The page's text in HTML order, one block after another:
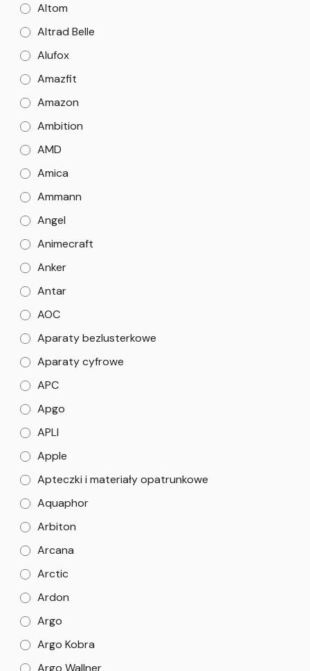
Altom
Altrad Belle
Alufox
Amazfit
Amazon
Ambition
AMD
Amica
Ammann
Angel
Animecraft
Anker
Antar
AOC
Aparaty bezlusterkowe
Aparaty cyfrowe
APC
Apgo
APLI
Apple
Apteczki i materiały opatrunkowe
Aquaphor
Arbiton
Arcana
Arctic
Ardon
Argo
Argo Kobra